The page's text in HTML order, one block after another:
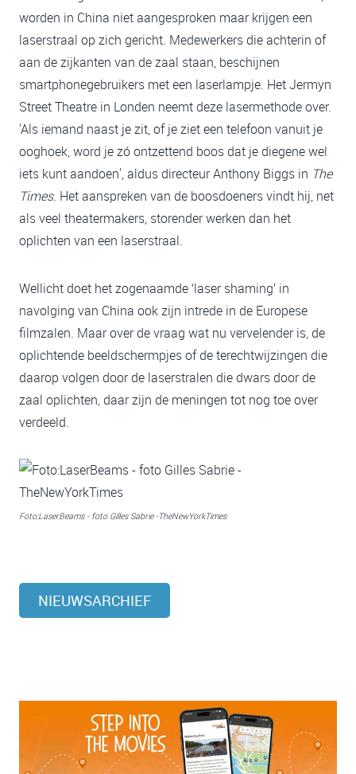
worden in China niet aangesproken maar krijgen een
laserstraal op zich gericht. Medewerkers die achterin of
aan de zijkanten van de zaal staan, beschijnen
smartphonegebruikers met een laserlampje. Het Jermyn
Street Theatre in Londen neemt deze lasermethode over.
'Als iemand naast je zit, of je ziet een telefoon vanuit je
ooghoek, word je zó ontzettend boos dat je diegene wel
iets kunt aandoen', aldus directeur Anthony Biggs in The
Times. Het aanspreken van de boosdoeners vindt hij, net
als veel theatermakers, storender werken dan het
oplichten van een laserstraal.
Wellicht doet het zogenaamde ‘laser shaming’ in
navolging van China ook zijn intrede in de Europese
filmzalen. Maar over de vraag wat nu vervelender is, de
oplichtende beeldschermpjes of de terechtwijzingen die
daarop volgen door de laserstralen die dwars door de
zaal oplichten, daar zijn de meningen tot nog toe over
verdeeld.
Foto:LaserBeams - foto Gilles Sabrie -TheNewYorkTimes
NIEUWSARCHIEF